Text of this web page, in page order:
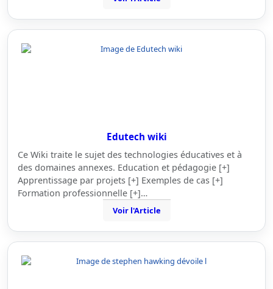
Edutech wiki
Ce Wiki traite le sujet des technologies éducatives et à
des domaines annexes. Education et pédagogie [+]
Apprentissage par projets [+] Exemples de cas [+]
Formation professionnelle [+]…
Voir l'Article